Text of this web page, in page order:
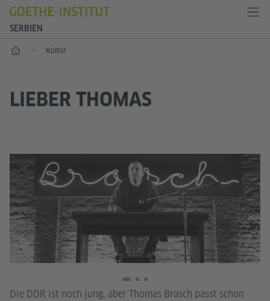
SERBIEN
Start Kultur
LIEBER THOMAS
Die DDR ist noch jung, aber Thomas Brasch passt schon